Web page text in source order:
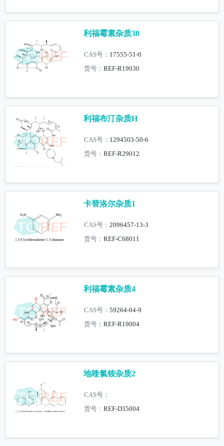
利福霉素杂质30
CAS号： 17555-51-0
货号：REF-R19030
利福布汀杂质H
CAS号： 1294503-50-6
货号：REF-R29012
卡替洛尔杂质1
CAS号：2096457-13-3
货号：REF-C68011
利福霉素杂质4
CAS号：59264-04-9
货号：REF-R19004
地喹氯铵杂质2
CAS号：
货号：REF-D35004